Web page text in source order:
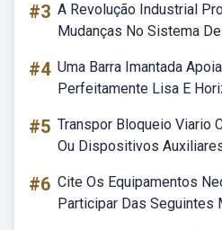
#3 A Revolução Industrial
Mudanças No Sistema
#4 Uma Barra Imantada
Perfeitamente Lisa E
#5 Transpor Bloqueio Viario
Ou Dispositivos
#6 Cite Os Equipamentos
Participar Das Seguintes